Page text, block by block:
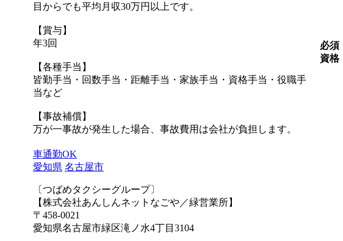
目からでも平均月収30万円以上です。
【賞与】
年3回
【各種手当】
皆勤手当・回数手当・距離手当・家族手当・資格手当・役職手
当など
【事故補償】
万が一事故が発生した場合、事故費用は会社が負担します。
車通勤OK
愛知県 名古屋市
〔つばめタクシーグループ〕
【株式会社あんしんネットなごや／緑営業所】
〒458-0021
愛知県名古屋市緑区滝ノ水4丁目3104
必須
資格